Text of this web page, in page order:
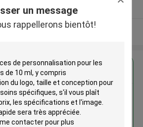
un message
rappellerons bientôt!
vérifié
Regardez plus
Services de personnalisation
pour les boîtes de flacons de 10
ml, y compris l'impression du